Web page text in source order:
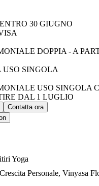
30 GIUGNO
DOPPIA - A
USO SINGOLA
USO SINGOLA
DAL 1 LUGLIO
Contatta ora
Yoga
Personale, Vinyasa